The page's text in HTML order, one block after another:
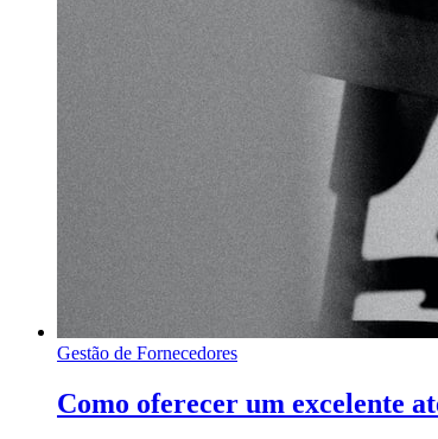
Gestão de Fornecedores
Como oferecer um excelente